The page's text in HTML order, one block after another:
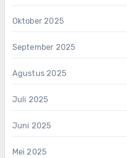
Oktober 2025
September 2025
Agustus 2025
Juli 2025
Juni 2025
Mei 2025